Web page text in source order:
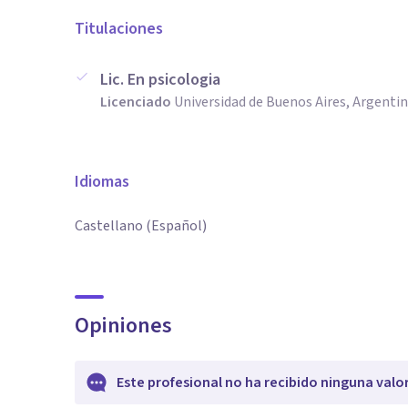
Titulaciones
Lic. En psicologia
Licenciado Universidad de Buenos Aires,
Idiomas
Castellano (Español)
Opiniones
Este profesional no ha recibido ninguna